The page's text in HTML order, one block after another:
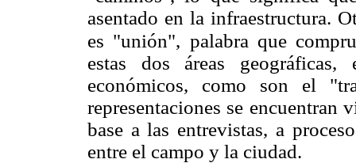
asentado en la infraestructura.
es "unión", palabra que
estas dos áreas
económicos, como son el
representaciones se encuentran
base a las entrevistas, a
entre el campo y la ciudad.